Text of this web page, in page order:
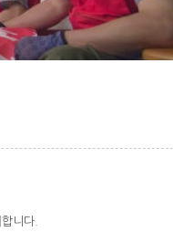
합니다.